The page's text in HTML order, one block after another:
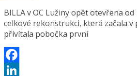
BILLA v OC Lužiny opět otevřena od
celkové rekonstrukci, která začala v
přivítala pobočka první
Facebook